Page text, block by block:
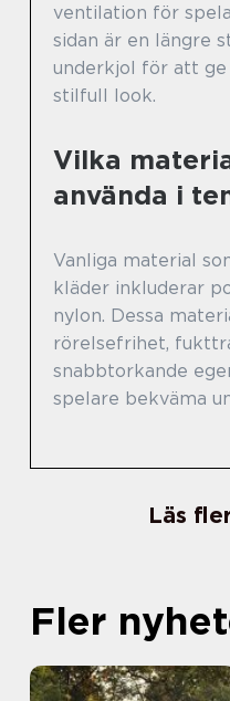
ventilation för
sidan är en längre
underkjol för att
stilfull look.
Vilka
använda i
Vanliga material
kläder inkluderar
nylon. Dessa
rörelsefrihet,
snabbtorkande
spelare bekväma
Läs
Fler